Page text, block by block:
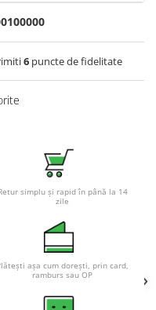
6 puncte de fidelitate
simplu și rapid în până la 14
zile
așa cum dorești, prin card,
ramburs sau OP